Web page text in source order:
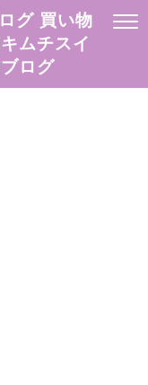
グ 買い物
ムチスイ
ログ